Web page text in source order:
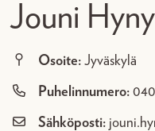
Jouni
Osoite: Jyväskylä
Puhelinnumero:
Sähköposti: